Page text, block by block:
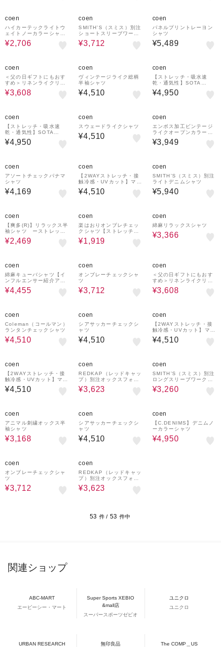
coen
ハイカーテックライトウ
ェイトノーカラーシャツ
【洗濯機洗い可・２WAY
ストレッチ・防シワ】
¥2,706
coen
SMITH’S（スミス）別注
ショートスリーブワーク
シャツ
¥3,712
coen
パネルプリントレーヨン
シャツ
¥5,489
coen
＜父の日ギフトにもおす
すめ＞リネンライクリラ
ックスシャツ【UVカット
/ インフルエンサー紹介
¥3,608
coen
ヴィンテージライク総柄
半袖シャツ
¥4,510
coen
【ストレッチ・吸水速
乾・通気性】SOTA
（Ｒ）リラックス半袖シ
ャツ
¥4,950
coen
【ストレッチ・吸水速
乾・通気性】SOTA
（Ｒ）リラックス半袖シ
ャツ
¥4,950
coen
スウェードライクシャツ
¥4,510
coen
エンボス加工ビンテージ
ライクオープンカラーシ
ャツ ー吸水速乾ー
¥3,949
coen
アソートチェックパナマ
シャツ
¥4,169
coen
【2WAYストレッチ・接
触冷感・UVカット】マル
チファンクション半袖シ
ャツ
¥4,510
coen
SMITH’S（スミス）別注
ライトデニムシャツ
¥5,940
coen
【爽多(R)】リラックス半
袖シャツ ーストレッ
チ、吸水速乾、通気性、
洗濯機洗い可ー
¥2,469
coen
楽はおりオンブレチェッ
クシャツ【ストレッチ、
防シワ】
¥1,919
coen
綿麻リラックスシャツ
¥3,366
coen
綿麻キューバシャツ【イ
ンフルエンサー紹介アイ
テム】
¥4,455
coen
オンブレーチェックシャ
ツ
¥3,712
coen
＜父の日ギフトにもおす
すめ＞リネンライクリラ
ックスシャツ【UVカット
/ インフルエンサー紹介
¥3,608
coen
Coleman（コールマン）
ランタンチェックシャツ
¥4,510
coen
シアサッカーチェックシ
ャツ
¥4,510
coen
【2WAYストレッチ・接
触冷感・UVカット】マル
チファンクション半袖シ
ャツ
¥4,510
coen
【2WAYストレッチ・接
触冷感・UVカット】マル
チファンクション半袖シ
ャツ
¥4,510
coen
REDKAP（レッドキャッ
プ）別注オックスフォー
ドシャツ
¥3,623
coen
SMITH’S（スミス）別注
ロングスリーブワークシ
ャツ
¥3,260
coen
アニマル刺繍オックス半
袖シャツ
¥3,168
coen
シアサッカーチェックシ
ャツ
¥4,510
coen
【C.DENIMS】デニムノ
ーカラーシャツ
¥4,950
coen
オンブレーチェックシャ
ツ
¥3,712
coen
REDKAP（レッドキャッ
プ）別注オックスフォー
ドシャツ
¥3,623
53 件 / 53 件中
関連ショップ
ABC-MART
エービーシー・マート
Super Sports XEBIO
&mall店
スーパースポーツゼビオ
ユニクロ
ユニクロ
URBAN RESEARCH
無印良品
The COMP＿US